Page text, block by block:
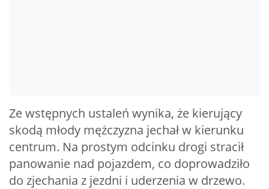
Ze wstępnych ustaleń wynika, że kierujący
skodą młody mężczyzna jechał w kierunku
centrum. Na prostym odcinku drogi stracił
panowanie nad pojazdem, co doprowadziło
do zjechania z jezdni i uderzenia w drzewo.